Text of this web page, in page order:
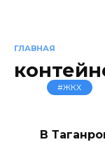
ГЛАВНАЯ
#ЖКХ
В